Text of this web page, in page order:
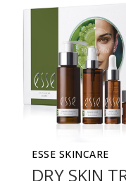
ESSE SKINCARE
DRY SKIN